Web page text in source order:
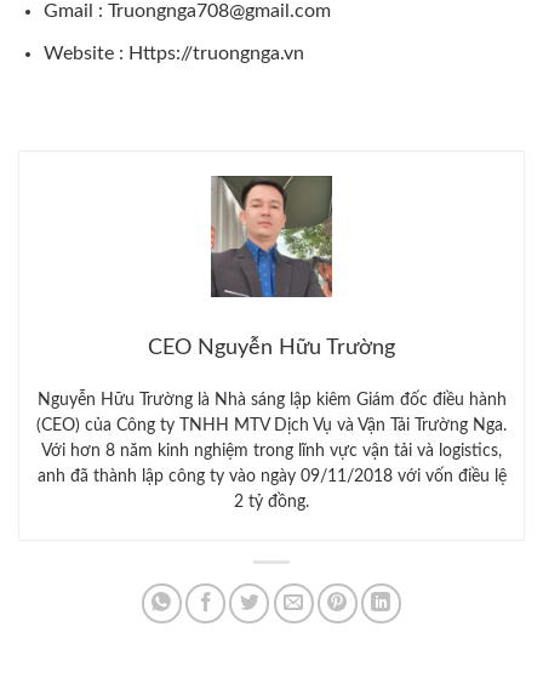
Gmail : Truongnga708@gmail.com
Website : Https://truongnga.vn
CEO Nguyễn Hữu Trường
Nguyễn Hữu Trường là Nhà sáng lập kiêm Giám đốc điều hành
(CEO) của Công ty TNHH MTV Dịch Vụ và Vận Tải Trường Nga.
Với hơn 8 năm kinh nghiệm trong lĩnh vực vận tải và logistics,
anh đã thành lập công ty vào ngày 09/11/2018 với vốn điều lệ
2 tỷ đồng.